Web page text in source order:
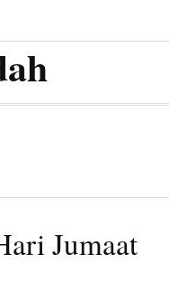
Jumaat